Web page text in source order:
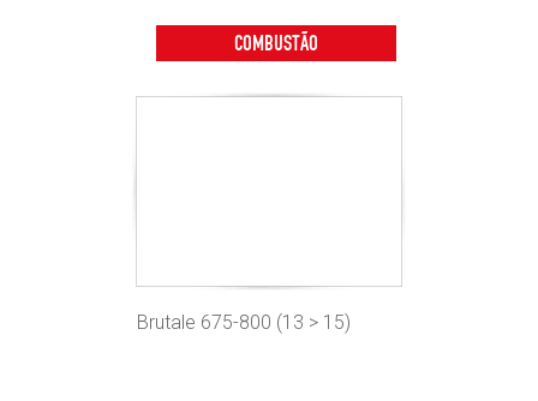
COMBUSTÃO
Brutale 675-800 (13 > 15)